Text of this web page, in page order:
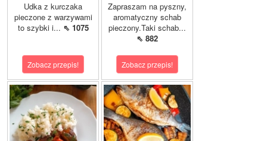
Udka z kurczaka
pieczone z warzywami
to szybki i... ⇖ 1075
Zobacz przepis!
Zapraszam na pyszny,
aromatyczny schab
pieczony.Taki schab...
⇖ 882
Zobacz przepis!